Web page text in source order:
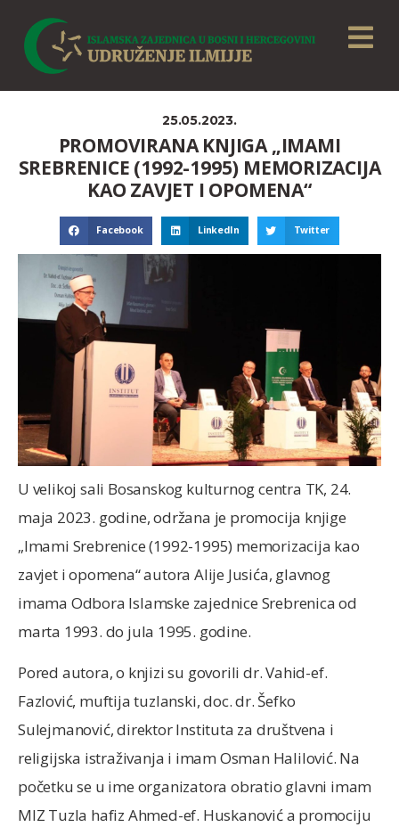
25.05.2023.
PROMOVIRANA KNJIGA „IMAMI
SREBRENICE (1992-1995) MEMORIZACIJA
KAO ZAVJET I OPOMENA“
Facebook LinkedIn Twitter
U velikoj sali Bosanskog kulturnog centra TK, 24.
maja 2023. godine, održana je promocija knjige
„Imami Srebrenice (1992-1995) memorizacija kao
zavjet i opomena“ autora Alije Jusića, glavnog
imama Odbora Islamske zajednice Srebrenica od
marta 1993. do jula 1995. godine.
Pored autora, o knjizi su govorili dr. Vahid-ef.
Fazlović, muftija tuzlanski, doc. dr. Šefko
Sulejmanović, direktor Instituta za društvena i
religijska istraživanja i imam Osman Halilović. Na
početku se u ime organizatora obratio glavni imam
MIZ Tuzla hafiz Ahmed-ef. Huskanović a promociju